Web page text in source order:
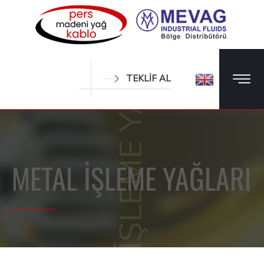
TEKLİF AL
METAL İŞLEME YAĞLARI
METAL İŞLEME YAĞLARI